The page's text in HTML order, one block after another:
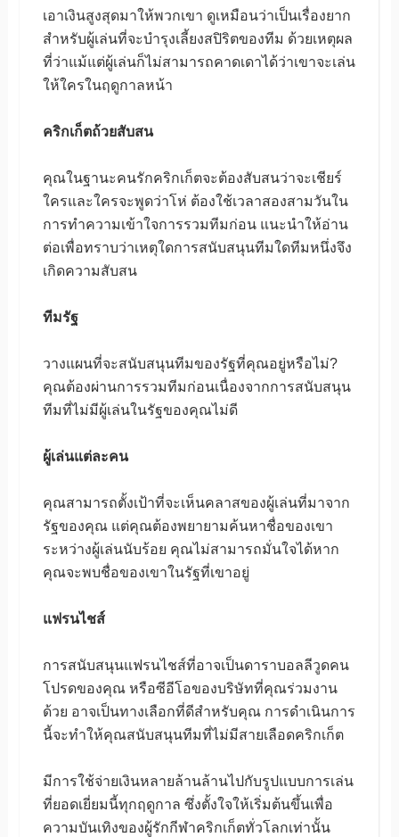
เอาเงินสูงสุดมาให้พวกเขา ดูเหมือนว่าเป็นเรื่องยาก
สำหรับผู้เล่นที่จะบำรุงเลี้ยงสปิริตของทีม ด้วยเหตุผล
ที่ว่าแม้แต่ผู้เล่นก็ไม่สามารถคาดเดาได้ว่าเขาจะเล่น
ให้ใครในฤดูกาลหน้า
คริกเก็ตถ้วยสับสน
คุณในฐานะคนรักคริกเก็ตจะต้องสับสนว่าจะเชียร์
ใครและใครจะพูดว่าโห่ ต้องใช้เวลาสองสามวันใน
การทำความเข้าใจการรวมทีมก่อน แนะนำให้อ่าน
ต่อเพื่อทราบว่าเหตุใดการสนับสนุนทีมใดทีมหนึ่งจึง
เกิดความสับสน
ทีมรัฐ
วางแผนที่จะสนับสนุนทีมของรัฐที่คุณอยู่หรือไม่?
คุณต้องผ่านการรวมทีมก่อนเนื่องจากการสนับสนุน
ทีมที่ไม่มีผู้เล่นในรัฐของคุณไม่ดี
ผู้เล่นแต่ละคน
คุณสามารถตั้งเป้าที่จะเห็นคลาสของผู้เล่นที่มาจาก
รัฐของคุณ แต่คุณต้องพยายามค้นหาชื่อของเขา
ระหว่างผู้เล่นนับร้อย คุณไม่สามารถมั่นใจได้หาก
คุณจะพบชื่อของเขาในรัฐที่เขาอยู่
แฟรนไชส์
การสนับสนุนแฟรนไชส์ที่อาจเป็นดาราบอลลีวูดคน
โปรดของคุณ หรือซีอีโอของบริษัทที่คุณร่วมงาน
ด้วย อาจเป็นทางเลือกที่ดีสำหรับคุณ การดำเนินการ
นี้จะทำให้คุณสนับสนุนทีมที่ไม่มีสายเลือดคริกเก็ต
มีการใช้จ่ายเงินหลายล้านล้านไปกับรูปแบบการเล่น
ที่ยอดเยี่ยมนี้ทุกฤดูกาล ซึ่งตั้งใจให้เริ่มต้นขึ้นเพื่อ
ความบันเทิงของผู้รักกีฬาคริกเก็ตทั่วโลกเท่านั้น